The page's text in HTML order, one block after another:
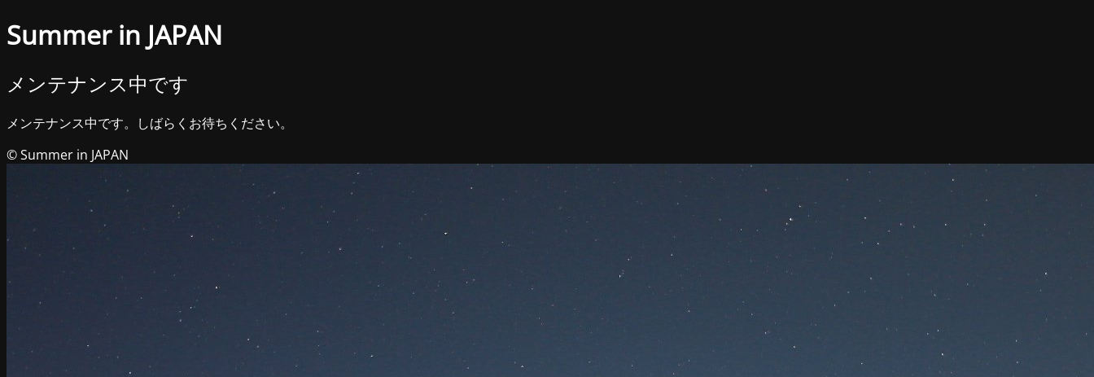
Summer in JAPAN
メンテナンス中です
メンテナンス中です。しばらくお待ちください。
© Summer in JAPAN